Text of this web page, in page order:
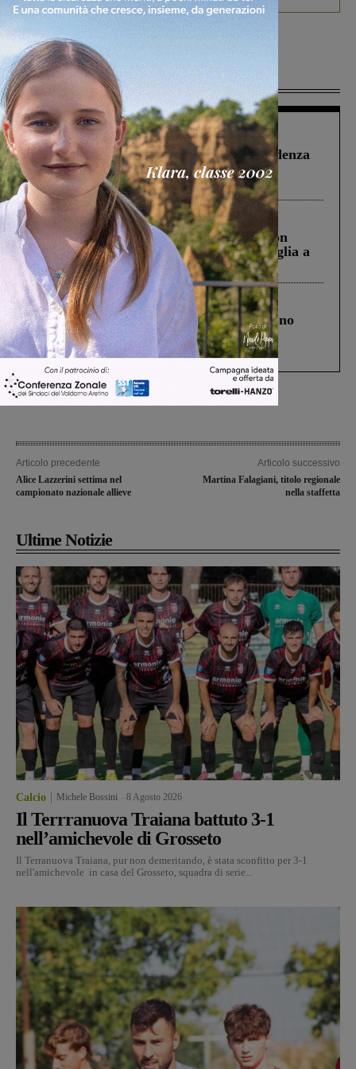
Più lette
Figline Incisa Valdarno 1 Agosto 2026
Piscina di Figline finanziata oltre la scadenza
Pnrr, il gruppo di Fratelli d’Italia: “Un
ringraziamento al Governo”
Cronaca 3 Agosto 2026
Scomparso da una struttura di Castiglion
Fiorentino l’uomo che aveva ucciso la figlia a
Levane nel 2020
Cronaca 4 Agosto 2026
Un anno fa la strage in A1 in cui morirono
Gianni, Giulia e Franco. Lo schianto, il
processo, lo stop ai sorpassi fra tir....
Articolo precedente
Alice Lazzerini settima nel
campionato nazionale allieve
Articolo successivo
Martina Falagiani, titolo regionale
nella staffetta
Ultime Notizie
Calcio Michele Bossini 8 Agosto 2026
Il Terrranuova Traiana battuto 3-1
nell’amichevole di Grosseto
Il Terranuova Traiana, pur non demeritando, è stata sconfitto per 3-1
nell'amichevole in casa del Grosseto, squadra di serie...